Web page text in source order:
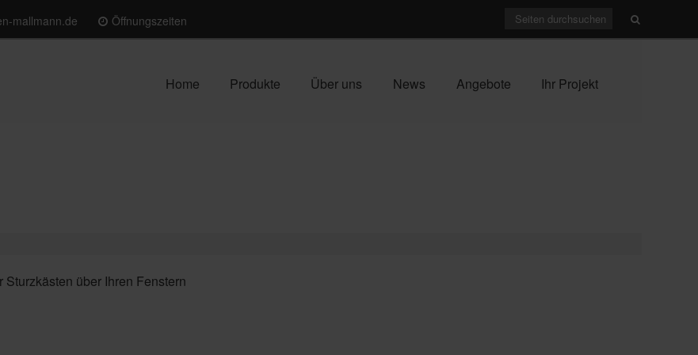
mallmann.de Öffnungszeiten
Home Produkte Über uns News Angebote Ihr Projekt
über Ihren Fenstern